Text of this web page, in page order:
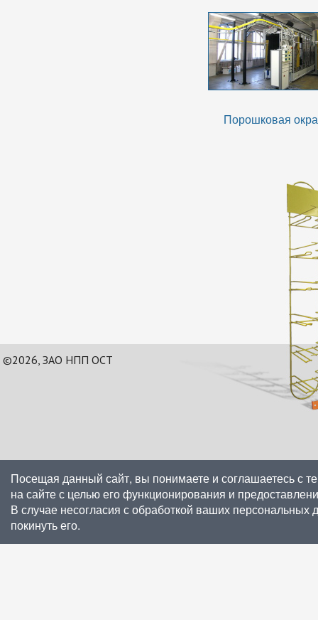
Порошковая
©2026, ЗАО НПП ОСТ
Посещая данный сайт, вы понимаете и соглашаетесь с
на сайте с целью его функционирования и
В случае несогласия с обработкой ваших
покинуть его.